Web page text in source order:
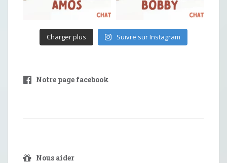
Charger plus Suivre sur Instagram
Notre page facebook
Nous aider